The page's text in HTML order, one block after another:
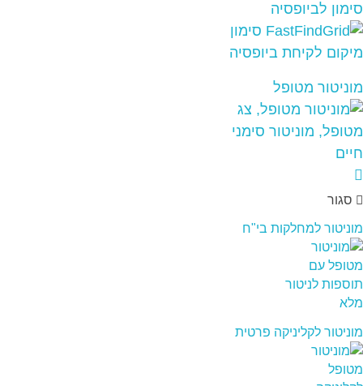
סימון לביופסיה
מוניטור מטופל
סגור
מוניטור למחלקות בי"ח
מוניטור לקליניקה פרטית